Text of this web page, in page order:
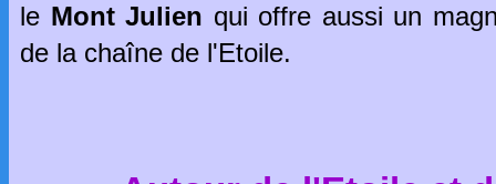
le Mont Julien qui offre aussi un
de la chaîne de l'Etoile.